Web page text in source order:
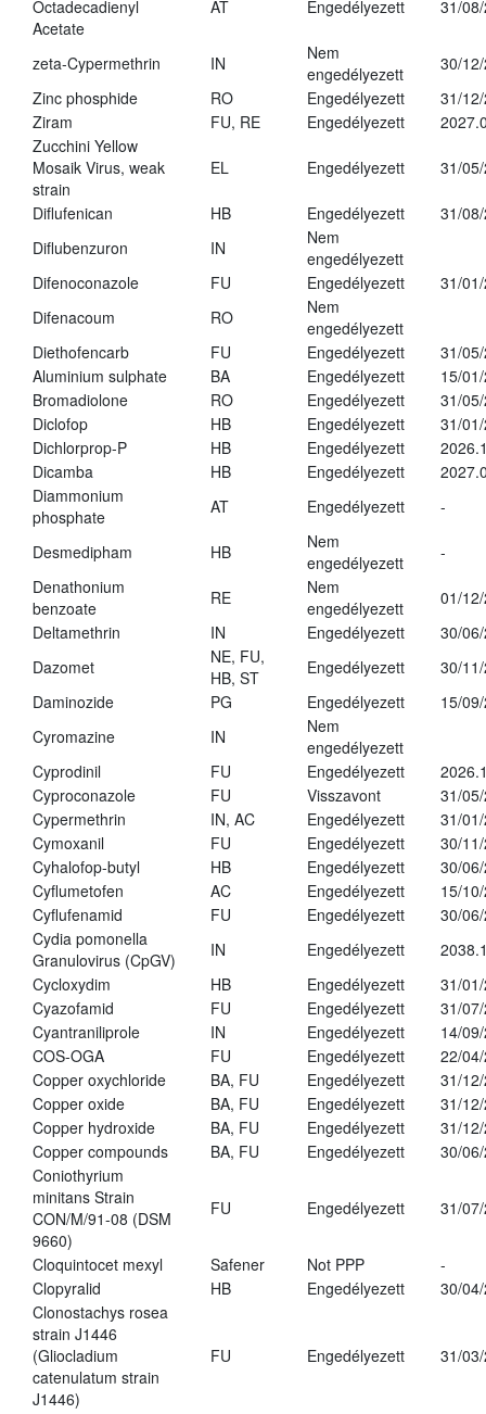
Octadecadienyl
Acetate
AT Engedélyezett 31/
zeta-Cypermethrin IN
Nem
engedélyezett
30/
Zinc phosphide
RO Engedélyezett
31/
Ziram
FU, RE Engedélyezett
Zucchini Yellow
Mosaik Virus, weak
strain
EL Engedélyezett 31/
Diflufenican HB Engedélyezett
31/
Diflubenzuron
IN
Nem
engedélyezett
Difenoconazole
FU Engedélyezett
31/
Difenacoum
RO
Nem
engedélyezett
Diethofencarb
FU Engedélyezett
31/
Aluminium sulphate
BA Engedélyezett
15/
Bromadiolone
RO Engedélyezett
31/
Diclofop
HB Engedélyezett
31/
Dichlorprop-P
HB Engedélyezett
Dicamba
HB Engedélyezett
Diammonium
phosphate
AT Engedélyezett -
Desmedipham HB
Nem
engedélyezett
-
Denathonium
benzoate
RE
Nem
engedélyezett
01/
Deltamethrin
IN Engedélyezett
30/
Dazomet
NE, FU,
HB, ST
Engedélyezett
30/
Daminozide
PG Engedélyezett
15/
Cyromazine
IN
Nem
engedélyezett
Cyprodinil
FU Engedélyezett
Cyproconazole
FU Visszavont
31/
Cypermethrin
IN, AC Engedélyezett
31/
Cymoxanil
FU Engedélyezett
30/
Cyhalofop-butyl
HB Engedélyezett
30/
Cyflumetofen
AC Engedélyezett
15/
Cyflufenamid
FU Engedélyezett
30/
Cydia pomonella
Granulovirus (CpGV)
IN Engedélyezett
Cycloxydim
HB Engedélyezett
31/
Cyazofamid
FU Engedélyezett
31/
Cyantraniliprole
IN Engedélyezett
14/
COS-OGA
FU Engedélyezett
22/
Copper oxychloride
BA, FU Engedélyezett
31/
Copper oxide
BA, FU Engedélyezett
31/
Copper hydroxide
BA, FU Engedélyezett
31/
Copper compounds
BA, FU Engedélyezett
30/
Coniothyrium
minitans Strain
CON/M/91-08 (DSM
9660)
FU Engedélyezett 31/
Cloquintocet mexyl Safener Not PPP
-
Clopyralid
HB Engedélyezett
30/
Clonostachys rosea
strain J1446
(Gliocladium
catenulatum strain
J1446)
FU Engedélyezett 31/